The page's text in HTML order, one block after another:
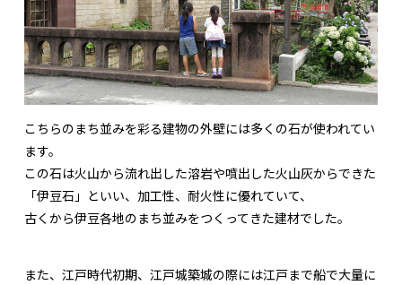
こちらのまち並みを彩る建物の外壁には多くの石が使われてい
ます。
この石は火山から流れ出した溶岩や噴出した火山灰からできた
「伊豆石」といい、加工性、耐火性に優れていて、
古くから伊豆各地のまち並みをつくってきた建材でした。
また、江戸時代初期、江戸城築城の際には江戸まで船で大量に